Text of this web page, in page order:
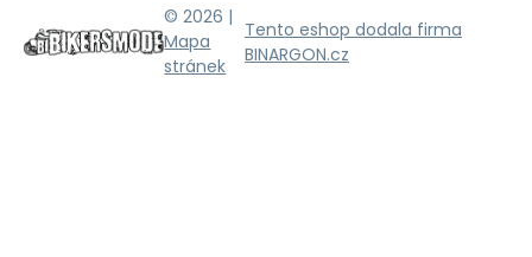
© 2026 |
Mapa
stránek
Tento eshop dodala firma
BINARGON.cz